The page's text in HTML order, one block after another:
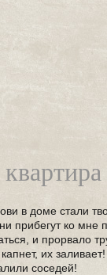
в доме стали
прибегут ко мне
и прорвало
капнет, их
соседей!